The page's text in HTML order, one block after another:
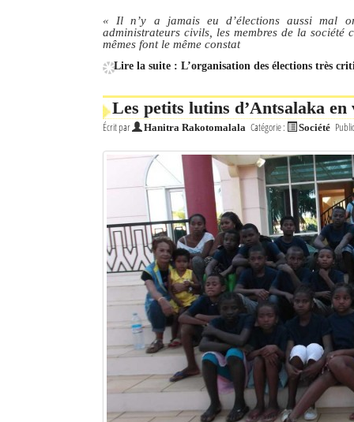
« Il n’y a jamais eu d’élections aussi mal
administrateurs civils, les membres de la
mêmes font le même constat
Lire la suite : L’organisation des élections très
Les petits lutins d’Antsalaka en
Écrit par Hanitra Rakotomalala Catégorie : Société